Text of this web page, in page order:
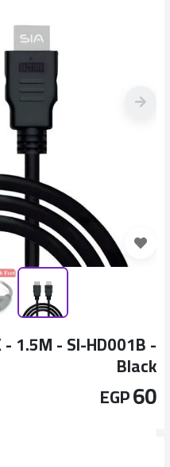
- 1.5M - SI-HD001B -
Black
60
EGP